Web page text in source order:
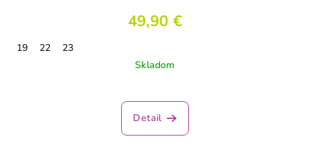
49,90 €
19 22
23
Skladom
Detail